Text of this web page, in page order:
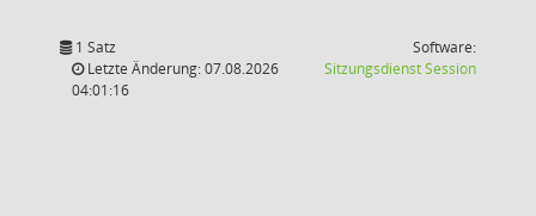
1 Satz
Letzte Änderung: 07.08.2026
04:01:16
Software:
SitzungsdienstSession(Wird in